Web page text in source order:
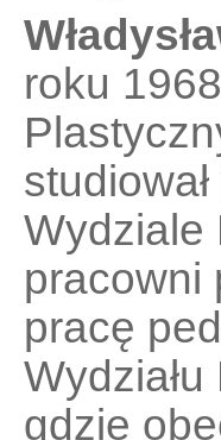
roku
Wydziale
pracowni
pracę
gdzie